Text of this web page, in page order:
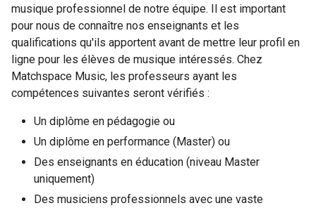
musique professionnel de notre équipe. Il est important
pour nous de connaître nos enseignants et les
qualifications qu'ils apportent avant de mettre leur profil en
ligne pour les élèves de musique intéressés. Chez
Matchspace Music, les professeurs ayant les
compétences suivantes seront vérifiés :
Un diplôme en pédagogie ou
Un diplôme en performance (Master) ou
Des enseignants en éducation (niveau Master
uniquement)
Des musiciens professionnels avec une vaste